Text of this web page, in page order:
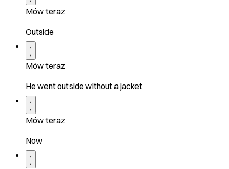
Mów teraz
Outside
Mów teraz
He went outside without a jacket
Mów teraz
Now